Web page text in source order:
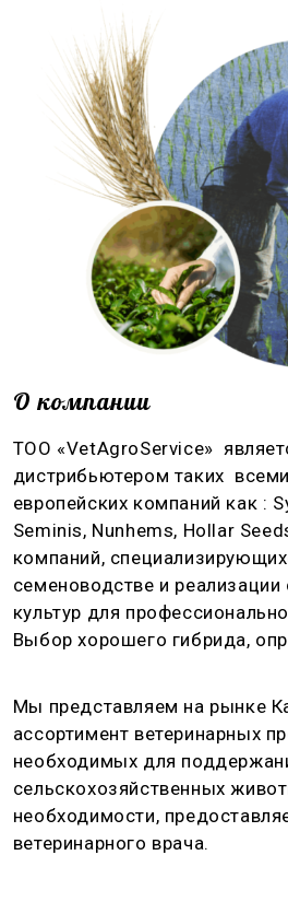
О компании
ТОО «VetAgroService»
дистрибьютером таких
европейских компаний как :
Seminis, Nunhems, Hollar
компаний,
семеноводстве и
культур для
Выбор хорошего гибрида,
Мы представляем на рынке
ассортимент ветеринарных
необходимых для
сельскохозяйственных
необходимости,
ветеринарного врача.